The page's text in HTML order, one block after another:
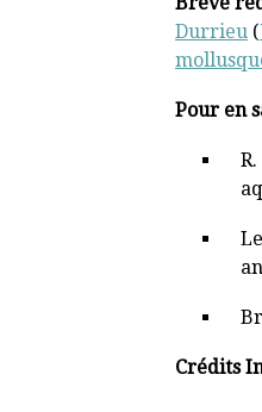
Durrieu (
Pour en
Crédits